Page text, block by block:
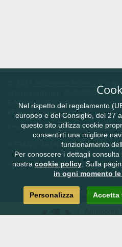
Steuernummer: 00390090215
E-Mail info@provinz.bz.it
PEC:adm@pec.prov.bz.it
Realisierung:Südtiroler
TRANSPARENTE VERWALTUNG
CIVIS.bz.it - Das Südtiroler
Impressum
Nel rispetto del regolamento
europeo e del Consiglio, del 27
questo sito utilizza cookie
consentirti una migliore
funzionamento
Per conoscere i dettagli consulta
nostra cookie policy. Sulla
in ogni momento
Personalizza Accetta